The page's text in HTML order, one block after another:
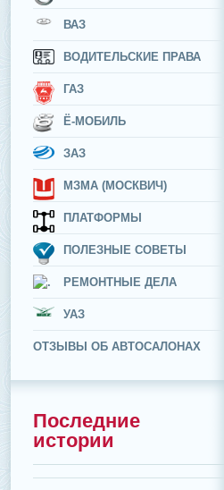
ВАЗ
ВОДИТЕЛЬСКИЕ ПРАВА
ГАЗ
Ё-МОБИЛЬ
ЗАЗ
МЗМА (МОСКВИЧ)
ПЛАТФОРМЫ
ПОЛЕЗНЫЕ СОВЕТЫ
РЕМОНТНЫЕ ДЕЛА
УАЗ
ОТЗЫВЫ ОБ АВТОСАЛОНАХ
Последние
истории